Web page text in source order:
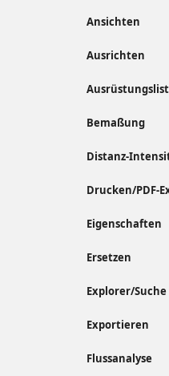
Ansichten
Ausrichten
Bemaßung
Distanz-
Drucken/PDF-
Eigenschaften
Ersetzen
Explorer/Suche
Exportieren
Flussanalyse